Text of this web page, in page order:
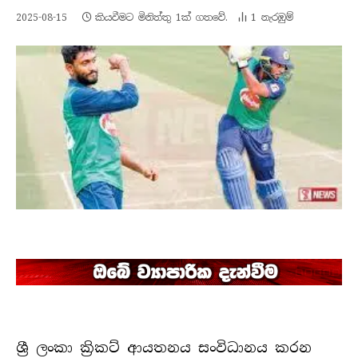
2025-08-15 කියවීමට මිනිත්තු 1ක් ගතවේ. 1 නැරඹු​ම්
ශ්‍රී ලංකා ක්‍රිකට් ආයතනය සංවිධානය කරන